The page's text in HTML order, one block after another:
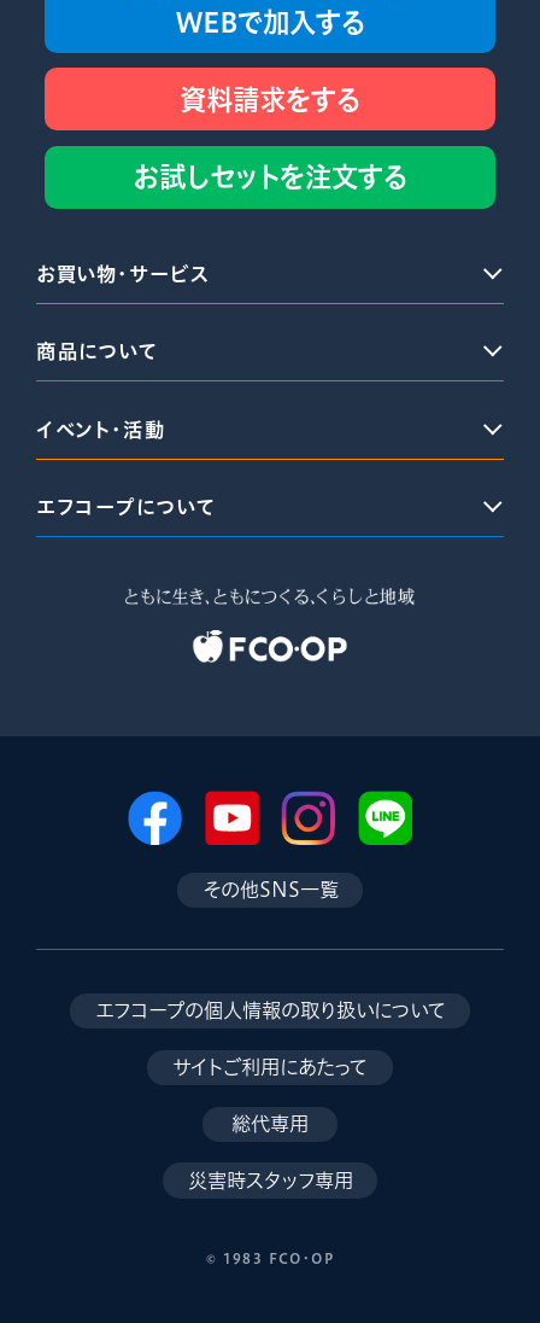
WEBで加入する
資料請求をする
お試しセットを注文する
お買い物・サービス
商品について
イベント・活動
エフコープについて
その他SNS一覧
エフコープの個人情報の取り扱いについて
サイトご利用にあたって
総代専用
災害時スタッフ専用
© 1983 FCO･OP